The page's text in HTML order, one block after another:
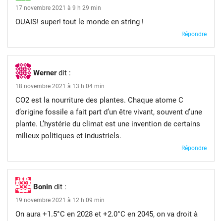
17 novembre 2021 à 9 h 29 min
OUAIS! super! tout le monde en string !
Répondre
Werner dit :
18 novembre 2021 à 13 h 04 min
CO2 est la nourriture des plantes. Chaque atome C
d’origine fossile a fait part d’un être vivant, souvent d’une
plante. L’hystérie du climat est une invention de certains
milieux politiques et industriels.
Répondre
Bonin dit :
19 novembre 2021 à 12 h 09 min
On aura +1.5°C en 2028 et +2.0°C en 2045, on va droit à